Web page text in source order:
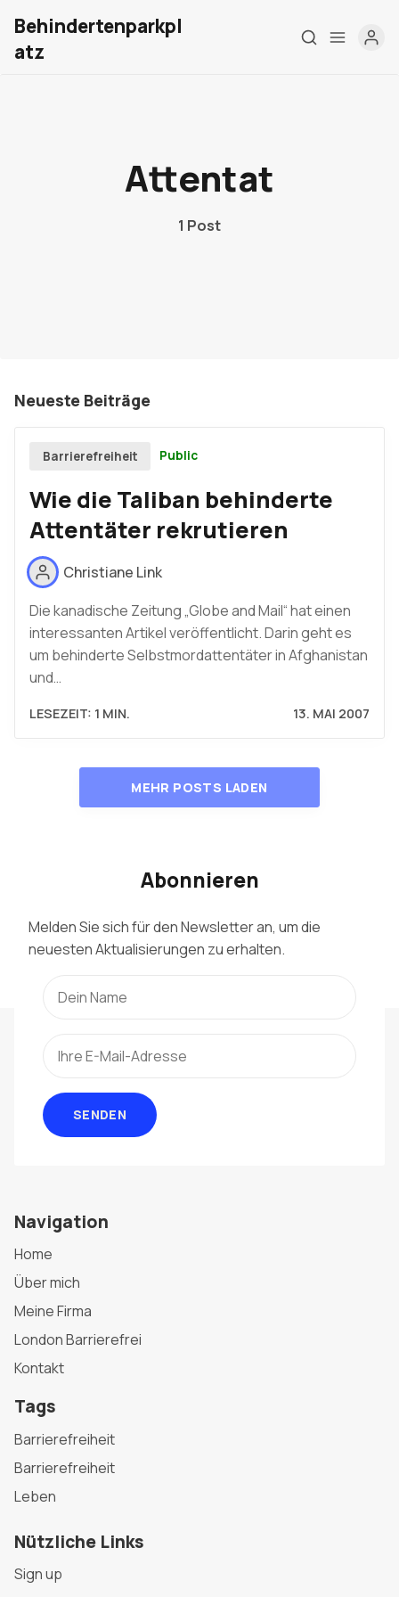
Meine Firma
London Barrierefrei
Behindertenparkpl
atz
Attentat
1 Post
Neueste Beiträge
Barrierefreiheit Public
Wie die Taliban behinderte
Attentäter rekrutieren
Christiane Link
Die kanadische Zeitung „Globe and Mail“ hat einen
interessanten Artikel veröffentlicht. Darin geht es
um behinderte Selbstmordattentäter in Afghanistan
und…
LESEZEIT: 1 MIN. 13. MAI 2007
MEHR POSTS LADEN
Abonnieren
Melden Sie sich für den Newsletter an, um die
neuesten Aktualisierungen zu erhalten.
SENDEN
Navigation
Home
Über mich
Meine Firma
London Barrierefrei
Kontakt
Tags
Barrierefreiheit
Barrierefreiheit
Leben
Nützliche Links
Sign up